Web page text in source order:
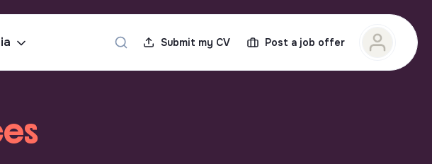
Submit my CV Post a job offer